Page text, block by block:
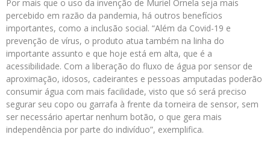
Por mais que o uso da invenção de Muriel Ornela seja mais
percebido em razão da pandemia, há outros benefícios
importantes, como a inclusão social. “Além da Covid-19 e
prevenção de vírus, o produto atua também na linha do
importante assunto e que hoje está em alta, que é a
acessibilidade. Com a liberação do fluxo de água por sensor de
aproximação, idosos, cadeirantes e pessoas amputadas poderão
consumir água com mais facilidade, visto que só será preciso
segurar seu copo ou garrafa à frente da torneira de sensor, sem
ser necessário apertar nenhum botão, o que gera mais
independência por parte do indivíduo”, exemplifica.